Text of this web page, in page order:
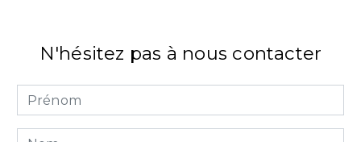
N'hésitez pas à nous contacter